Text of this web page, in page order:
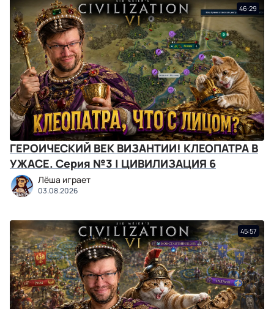
46:29
ГЕРОИЧЕСКИЙ ВЕК ВИЗАНТИИ! КЛЕОПАТРА В
УЖАСЕ. Серия №3 | ЦИВИЛИЗАЦИЯ 6
Лёша играет
03.08.2026
45:57